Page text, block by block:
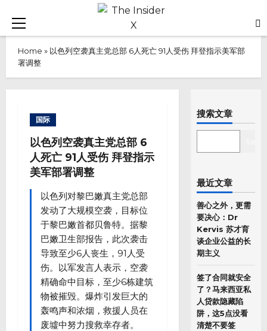
content
Primary
Home » 以色列空袭真主党总部 6人死亡 91人受伤 拜登指示美军部
署调整
国际
以色列空袭真主党总部 6
人死亡 91人受伤 拜登指示
美军部署调整
以色列对黎巴嫩真主党总部
发动了大规模空袭，目标位
于黎巴嫩首都贝鲁特。据黎
巴嫩卫生部报告，此次袭击
导致至少6人丧生，91人受
伤。以军发言人表示，空袭
精确命中目标，至少6栋建筑
物被摧毁。爆炸引发巨大的
轰鸣声和浓烟，救援人员在
废墟中努力搜救幸存者。
搜索文章
最近文章
善心之外，更需
要决心：Dr
Kervis 苏才育
谈企业公益的长
期主义
签了合同就安全
了？马来西亚私
人贷款隐藏陷
阱，这5点没看
清楚不要签